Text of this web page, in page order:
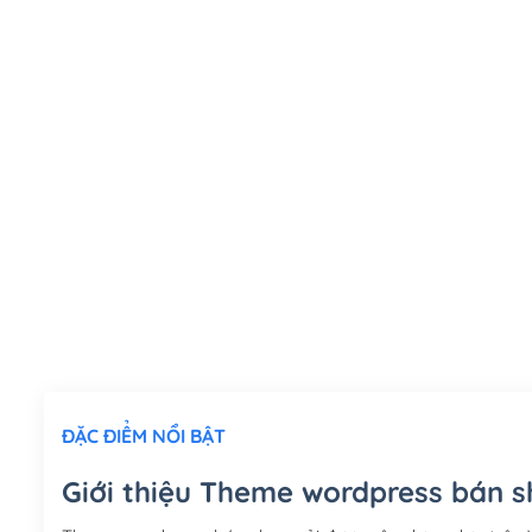
ĐẶC ĐIỂM NỔI BẬT
Giới thiệu Theme wordpress bán